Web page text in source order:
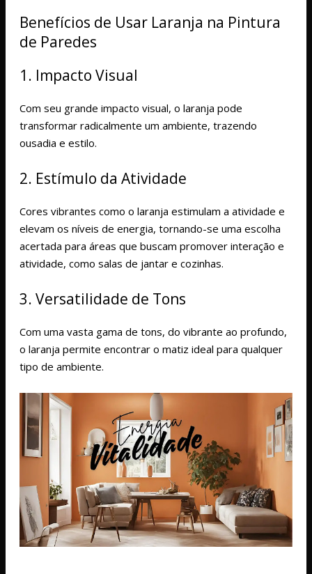
Benefícios de Usar Laranja na Pintura
de Paredes
1. Impacto Visual
Com seu grande impacto visual, o laranja pode
transformar radicalmente um ambiente, trazendo
ousadia e estilo.
2. Estímulo da Atividade
Cores vibrantes como o laranja estimulam a atividade e
elevam os níveis de energia, tornando-se uma escolha
acertada para áreas que buscam promover interação e
atividade, como salas de jantar e cozinhas.
3. Versatilidade de Tons
Com uma vasta gama de tons, do vibrante ao profundo,
o laranja permite encontrar o matiz ideal para qualquer
tipo de ambiente.